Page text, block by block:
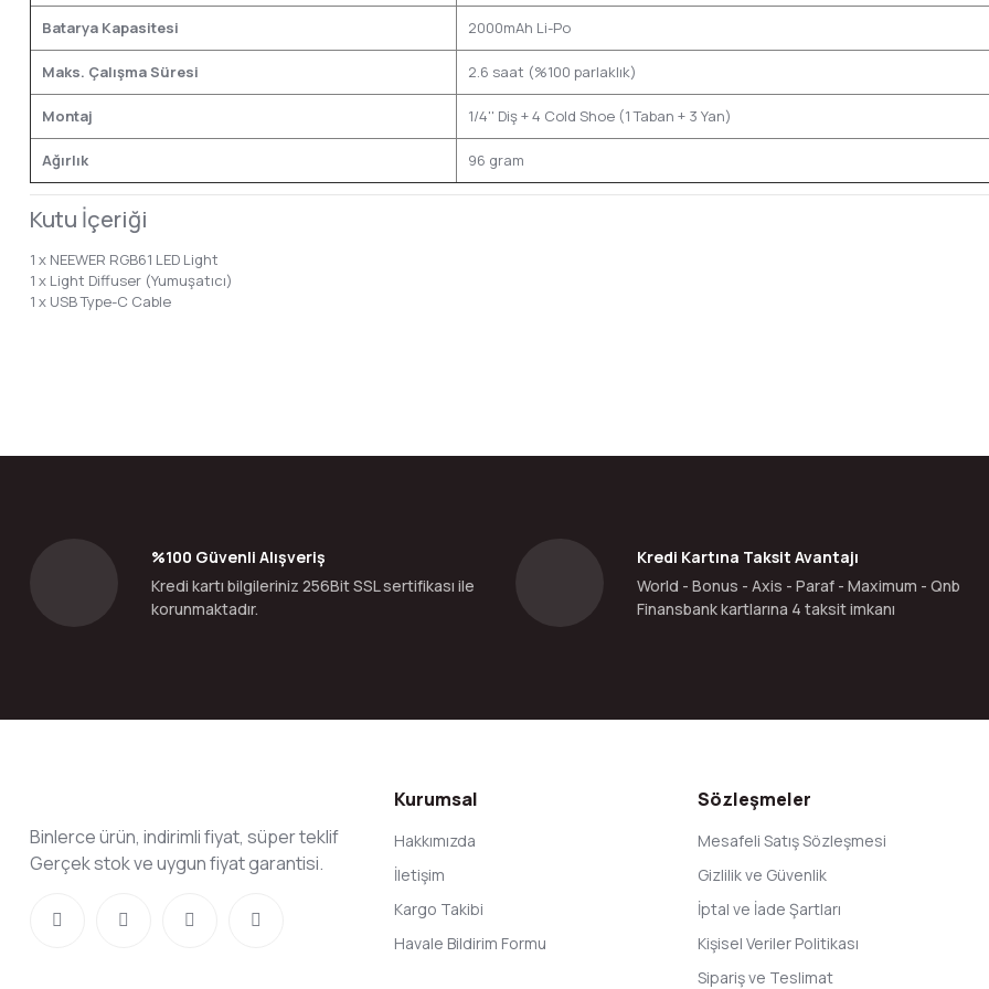
Batarya Kapasitesi 2000mAh Li-Po
Maks. Çalışma Süresi 2.6 saat (%100 parlaklık)
Montaj 1/4'' Diş + 4 Cold Shoe (1 Taban + 3 Yan)
Ağırlık 96 gram
Kutu İçeriği
1 x NEEWER RGB61 LED Light
1 x Light Diffuser (Yumuşatıcı)
1 x USB Type-C Cable
Ürün fiyatı diğer sitelerden daha pahalı.
Bu ürüne benzer farklı alternatifler olmalı.
%100 Güvenli Alışveriş
Kredi kartı bilgileriniz 256Bit SSL sertifikası ile
korunmaktadır.
Kredi Kartına Taksit Avantajı
World - Bonus - Axis - Paraf - Maximum - Qnb
Finansbank kartlarına 4 taksit imkanı
Binlerce ürün, indirimli fiyat, süper teklif
Gerçek stok ve uygun fiyat garantisi.
Kurumsal
Hakkımızda
İletişim
Kargo Takibi
Havale Bildirim Formu
Sözleşmeler
Mesafeli Satış Sözleşmesi
Gizlilik ve Güvenlik
İptal ve İade Şartları
Kişisel Veriler Politikası
Sipariş ve Teslimat